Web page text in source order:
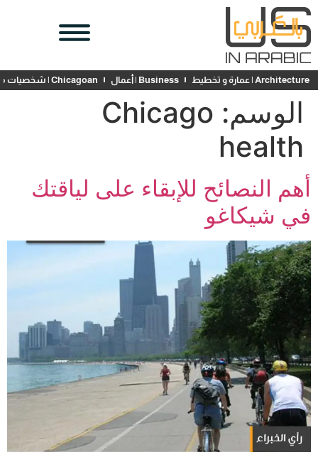
Architecture | عمارة و تخطيط Business | أعمال Chicagoan | شخصيات محلية
الوسم: Chicago
health
أهم النصائح للإبقاء على لياقتك
في شيكاغو